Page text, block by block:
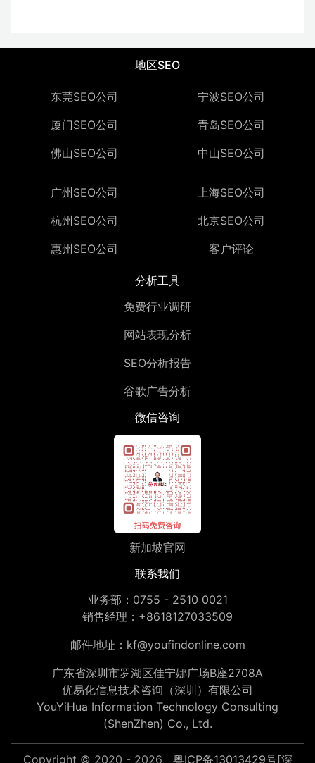
地区SEO
东莞SEO公司
厦门SEO公司
佛山SEO公司
宁波SEO公司
青岛SEO公司
中山SEO公司
广州SEO公司
杭州SEO公司
惠州SEO公司
上海SEO公司
北京SEO公司
客户评论
分析工具
免费行业调研
网站表现分析
SEO分析报告
谷歌广告分析
微信咨询
新加坡官网
联系我们
业务部： 0755 - 2510 0021
销售经理： +8618127033509
邮件地址： kf@youfindonline.com
广东省深圳市罗湖区佳宁娜广场B座2708A
优易化信息技术咨询（深圳）有限公司
YouYiHua Information Technology Consulting
(ShenZhen) Co., Ltd.
Copyright © 2020 - 2026 粤ICP备13013429号[深